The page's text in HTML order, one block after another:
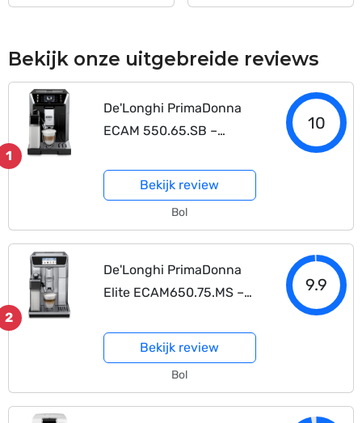
Bekijk onze uitgebreide reviews
1
De'Longhi PrimaDonna
ECAM 550.65.SB –
espressomachine –
Zwart/Zilver
10
Bekijk review
Bol
2
De'Longhi PrimaDonna
Elite ECAM650.75.MS –
Espressomachine –
Metaal/Zilver
9.9
Bekijk review
Bol